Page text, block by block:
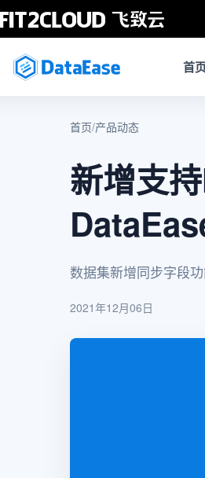
首
首页/产品动态
新增支
数据集新增同步字段
2021年12月06日